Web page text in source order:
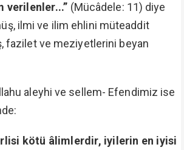
verilenler...” (Mücâdele: 11) diye
ilmi ve ilim ehlini müteaddit
fazilet ve meziyetlerini beyan
aleyhi ve sellem- Efendimiz ise
kötü âlimlerdir, iyilerin en iyisi